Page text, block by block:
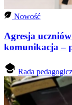
Nowość
Agresja
komunikacja –
Rada